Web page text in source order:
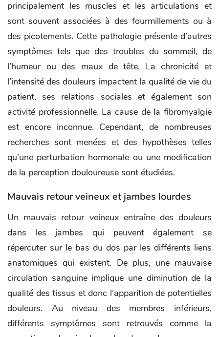
principalement les muscles et les articulations et
sont souvent associées à des fourmillements ou à
des picotements. Cette pathologie présente d’autres
symptômes tels que des troubles du sommeil, de
l’humeur ou des maux de tête. La chronicité et
l’intensité des douleurs impactent la qualité de vie du
patient, ses relations sociales et également son
activité professionnelle. La cause de la fibromyalgie
est encore inconnue. Cependant, de nombreuses
recherches sont menées et des hypothèses telles
qu’une perturbation hormonale ou une modification
de la perception douloureuse sont étudiées.
Mauvais retour veineux et jambes lourdes
Un mauvais retour veineux entraîne des douleurs
dans les jambes qui peuvent également se
répercuter sur le bas du dos par les différents liens
anatomiques qui existent. De plus, une mauvaise
circulation sanguine implique une diminution de la
qualité des tissus et donc l’apparition de potentielles
douleurs. Au niveau des membres inférieurs,
différents symptômes sont retrouvés comme la